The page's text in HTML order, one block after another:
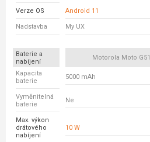
Verze OS Android 11
Nadstavba My UX
Baterie a
nabíjení
Motorola Moto G51
Kapacita
baterie
5000 mAh
Vyměnitelná
baterie
Ne
Max. výkon
drátového
nabíjení
10 W